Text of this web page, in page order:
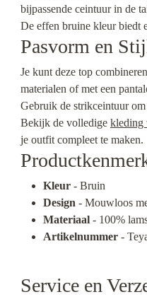
bijpassende ceintuur in de
De effen bruine kleur biedt
Pasvorm en
Je kunt deze top
materialen of met een
Gebruik de strikceintuur om
Bekijk de volledige kleding
je outfit compleet te maken.
Kleur - Bruin
Design - Mouwloos
Materiaal - 100%
Artikelnummer -
Service en